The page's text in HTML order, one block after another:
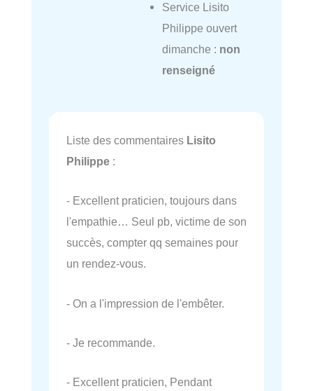
Service Lisito
Philippe ouvert
dimanche : non
renseigné
Liste des commentaires Lisito
Philippe :
- Excellent praticien, toujours dans
l'empathie… Seul pb, victime de son
succès, compter qq semaines pour
un rendez-vous.
- On a l'impression de l'embêter.
- Je recommande.
- Excellent praticien, Pendant